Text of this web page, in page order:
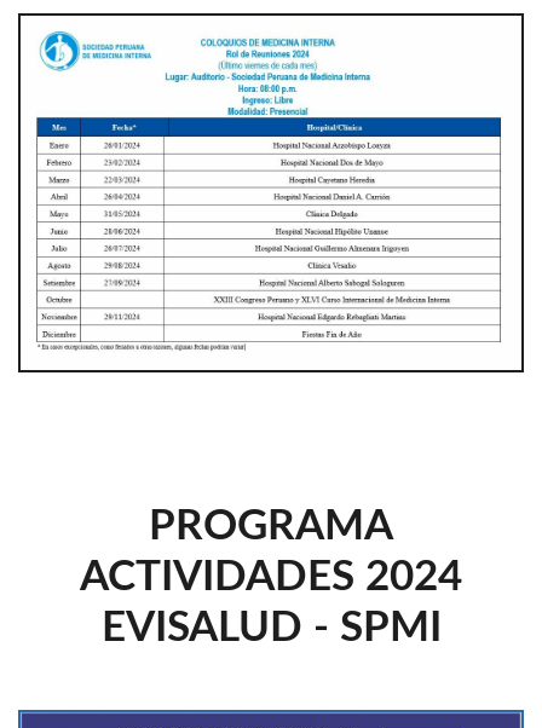
PROGRAMA
ACTIVIDADES 2024
EVISALUD - SPMI